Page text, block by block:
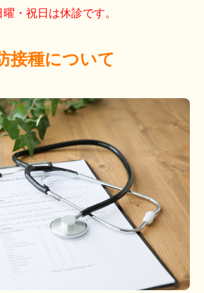
・祝日は休診です。
接種について